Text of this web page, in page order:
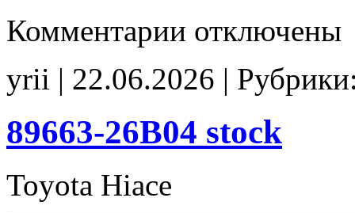
Комментарии записи
Stage1
EGR_DPF_off
отключены
yrii | 22.06.2026 |
89663-26B04 stock
Toyota Hiace